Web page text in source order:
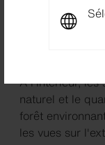
À l'intérieur, les
naturel et le
forêt
les vues sur